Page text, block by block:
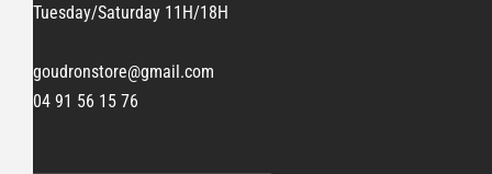
Tuesday/Saturday 11H/18H
goudronstore@gmail.com
04 91 56 15 76